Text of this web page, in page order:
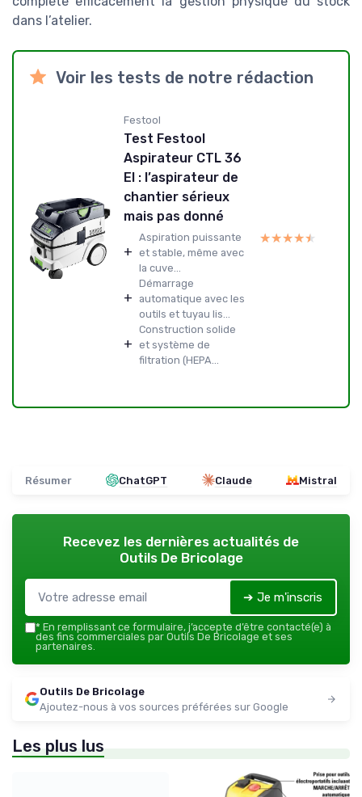
dans l’atelier.
Voir les tests de notre rédaction
Festool
Test Festool
Aspirateur CTL 36
EI : l’aspirateur de
chantier sérieux
mais pas donné
+
Aspiration puissante
et stable, même avec
la cuve...
+
Démarrage
automatique avec les
outils et tuyau lis...
+
Construction solide
et système de
filtration (HEPA...
★★★★★
★★★★★
Résumer ChatGPT Claude Mistral
Recevez les dernières actualités de
Outils De Bricolage
➔ Je m'inscris
* En remplissant ce formulaire, j’accepte d’être contacté(e) à
des fins commerciales par Outils De Bricolage et ses
partenaires.
Outils De Bricolage
Ajoutez-nous à vos sources préférées sur Google
Les plus lus